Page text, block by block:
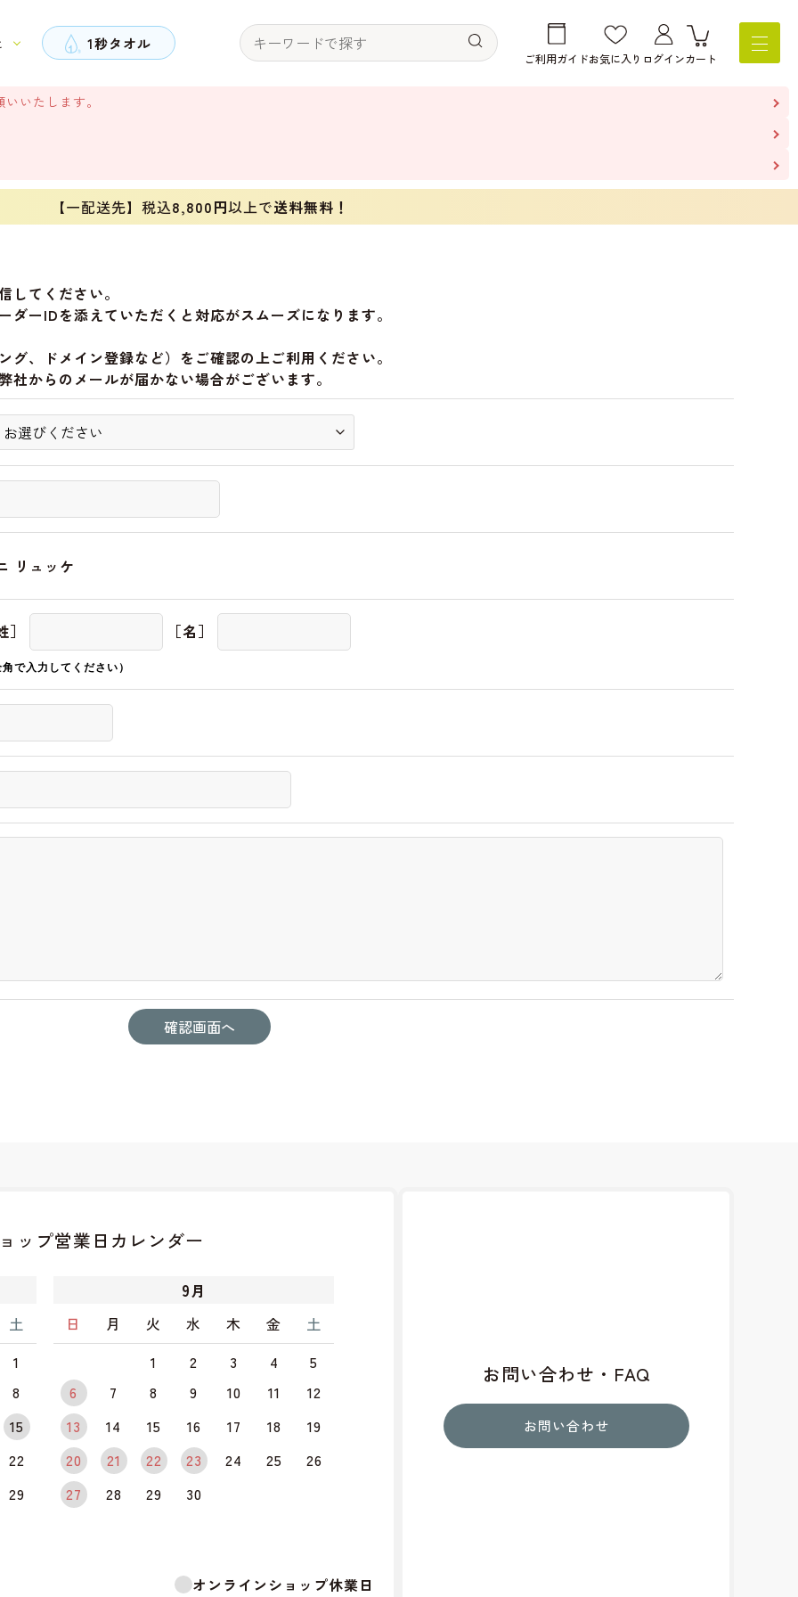
1秒タオル
ご利用ガイドお気に入り ログインカート
いたします。
【一配送先】税込8,800円以上で送料無料！
てください。
ーIDを添えていただくと対応がスムーズになります。
、ドメイン登録など）をご確認の上ご利用ください。
からのメールが届かない場合がございます。
リュッケ
［名］
で入力してください）
お問い合わせ・FAQ
お問い合わせ
ップ営業日カレンダー
土
1
8
15
22
29
9月
日
月 火 水 木 金
土
1
2 3 4
5
6
7 8 9 10 11
12
13
14 15 16 17 18
19
20
21 22 23 24 25
26
27
28 29 30
オンラインショップ休業日